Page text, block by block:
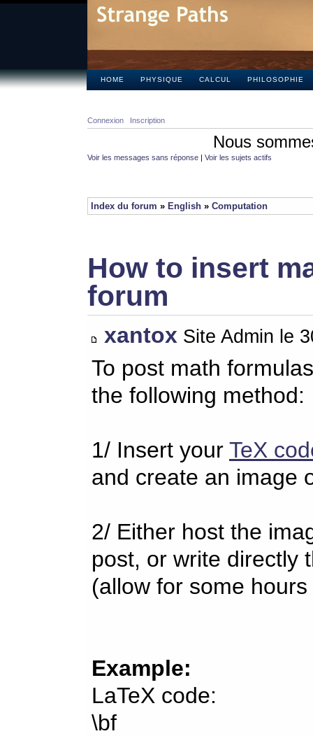
HOME PHYSIQUE CALCUL PHILOSOPHIE
Connexion Inscription
Nous
Voir les messages sans réponse | Voir les sujets actifs
Index du forum » English » Computation
How to insert
forum
xantox Site Admin le
To post math
the following method:
1/ Insert your TeX
and create an image
2/ Either host the
post, or write directly
(allow for some
Example:
LaTeX code:
\bf